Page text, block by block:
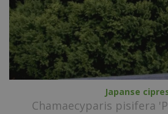
Japanse
Chamaecyparis pisifera